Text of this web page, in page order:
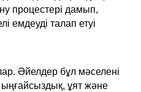
процестері дамып,
емдеуді талап етуі
Әйелдер бұл мәселені
ұят және